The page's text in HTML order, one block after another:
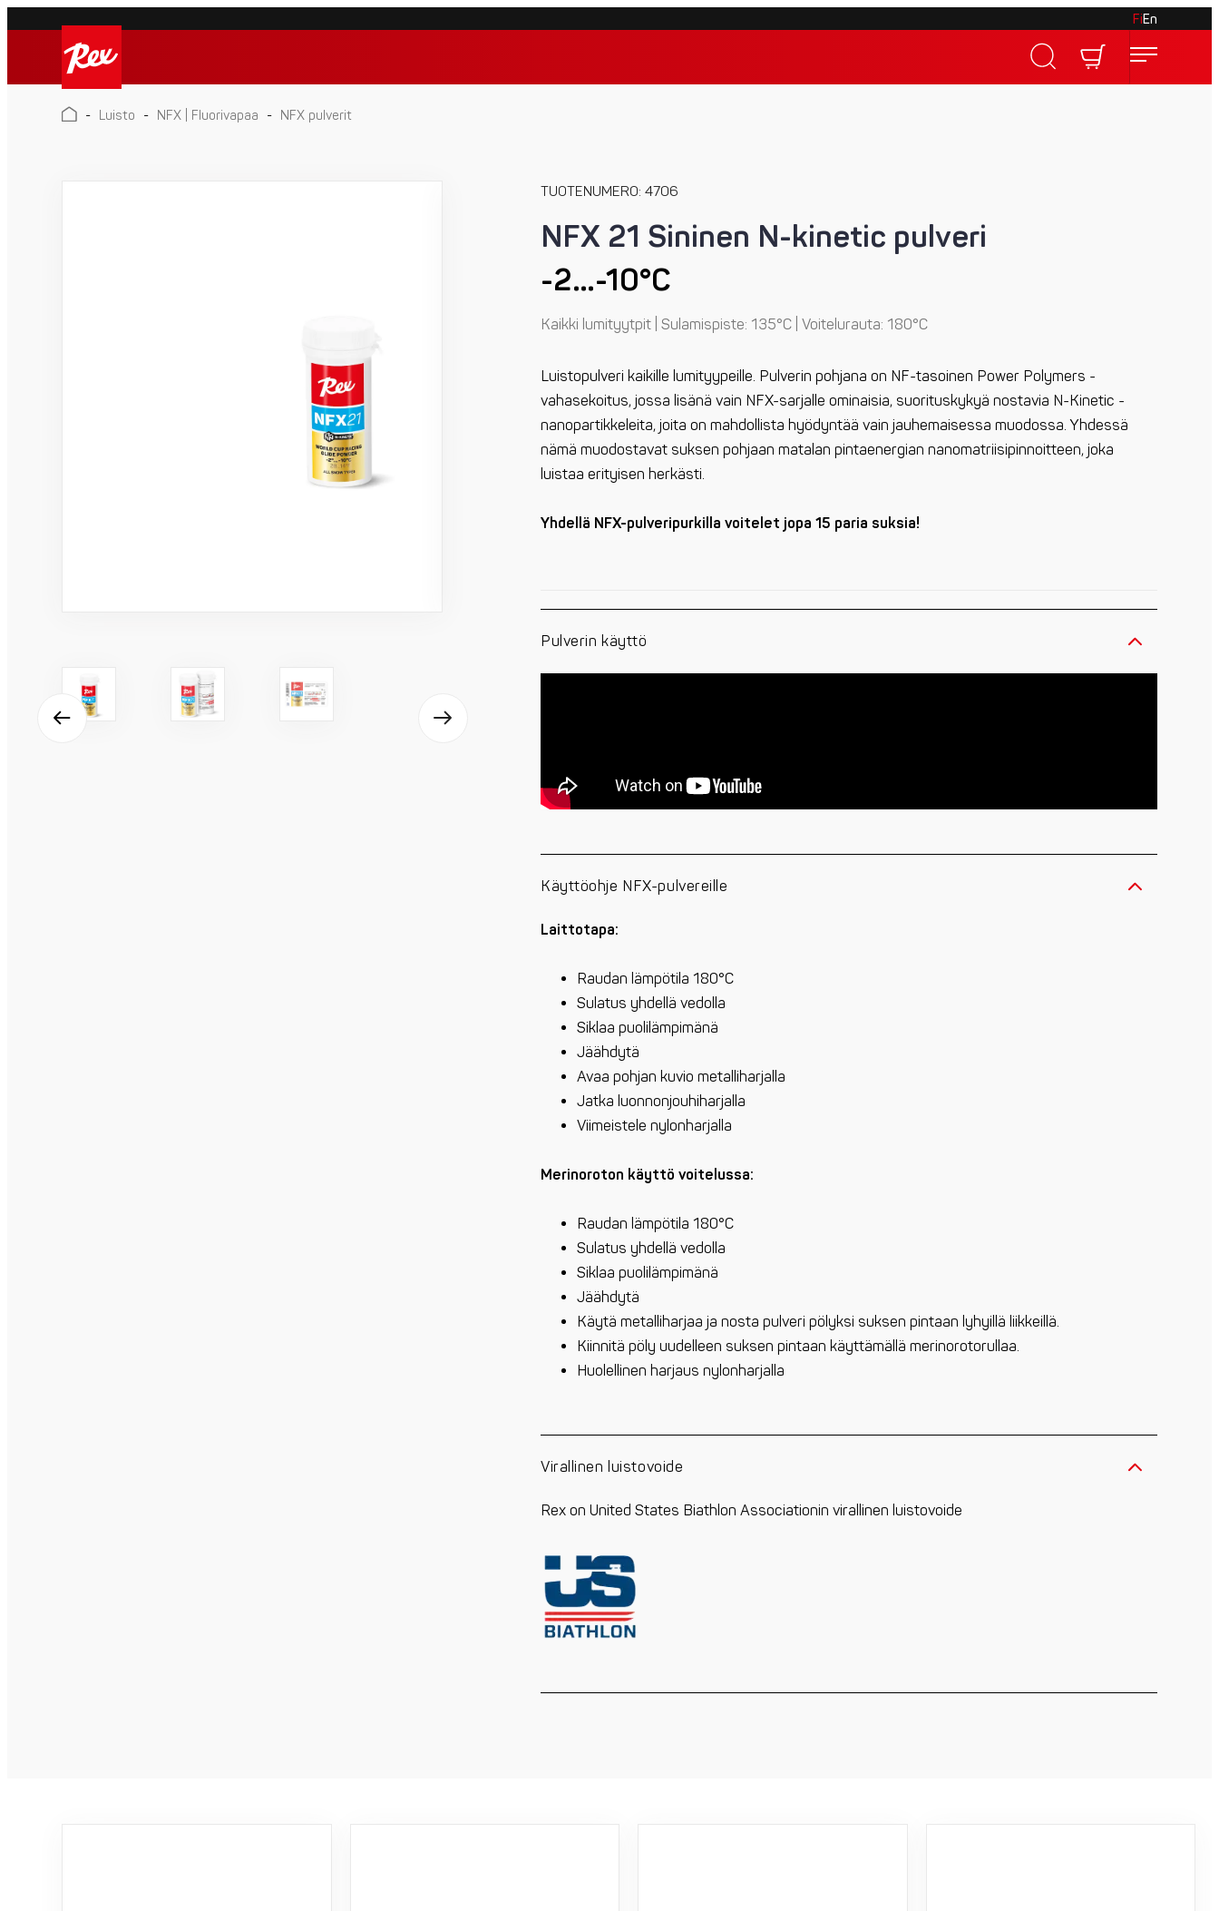
Skip
content
FiEn
Rex
Rex
- Luisto - NFX | Fluorivapaa - NFX pulverit
TUOTENUMERO: 4706
NFX 21 Sininen N-kinetic pulveri
-2…-10°C
Kaikki lumityytpit | Sulamispiste: 135°C | Voitelurauta: 180°C
Luistopulveri kaikille lumityypeille. Pulverin pohjana on NF-tasoinen Power Polymers -
vahasekoitus, jossa lisänä vain NFX-sarjalle ominaisia, suorituskykyä nostavia N-Kinetic -
nanopartikkeleita, joita on mahdollista hyödyntää vain jauhemaisessa muodossa. Yhdessä
nämä muodostavat suksen pohjaan matalan pintaenergian nanomatriisipinnoitteen, joka
luistaa erityisen herkästi.
Yhdellä NFX-pulveripurkilla voitelet jopa 15 paria suksia!
Pulverin käyttö
Käyttöohje NFX-pulvereille
Laittotapa:
Raudan lämpötila 180°C
Sulatus yhdellä vedolla
Siklaa puolilämpimänä
Jäähdytä
Avaa pohjan kuvio metalliharjalla
Jatka luonnonjouhiharjalla
Viimeistele nylonharjalla
Merinoroton käyttö voitelussa:
Raudan lämpötila 180°C
Sulatus yhdellä vedolla
Siklaa puolilämpimänä
Jäähdytä
Käytä metalliharjaa ja nosta pulveri pölyksi suksen pintaan lyhyillä liikkeillä.
Kiinnitä pöly uudelleen suksen pintaan käyttämällä merinorotorullaa.
Huolellinen harjaus nylonharjalla
Virallinen luistovoide
Rex on United States Biathlon Associationin virallinen luistovoide